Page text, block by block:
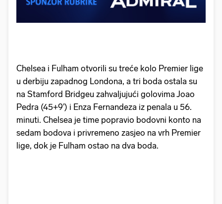
Chelsea i Fulham otvorili su treće kolo Premier lige
u derbiju zapadnog Londona, a tri boda ostala su
na Stamford Bridgeu zahvaljujući golovima Joao
Pedra (45+9') i Enza Fernandeza iz penala u 56.
minuti. Chelsea je time popravio bodovni konto na
sedam bodova i privremeno zasjeo na vrh Premier
lige, dok je Fulham ostao na dva boda.